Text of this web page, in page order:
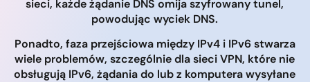
sieci, każde żądanie DNS omija szyfrowany tunel,
powodując wyciek DNS.
Ponadto, faza przejściowa między IPv4 i IPv6 stwarza
wiele problemów, szczególnie dla sieci VPN, które nie
obsługują IPv6, żądania do lub z komputera wysyłane